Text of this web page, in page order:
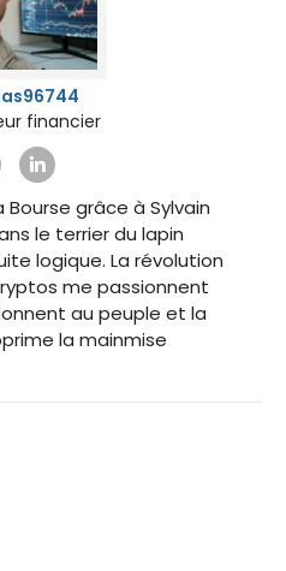
financier
grâce à Sylvain
le terrier du lapin
logique. La révolution
me passionnent
au peuple et la
la mainmise